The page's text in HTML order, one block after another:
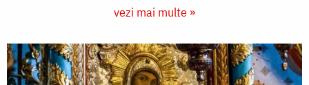
vezi mai multe »